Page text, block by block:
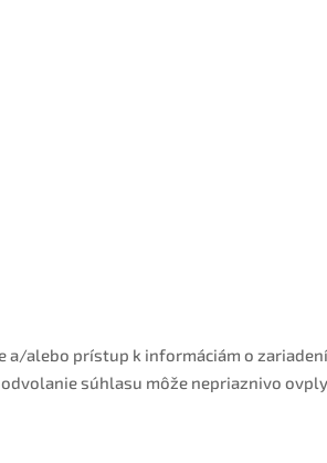
alebo prístup k informáciám o
súhlasu môže nepriaznivo